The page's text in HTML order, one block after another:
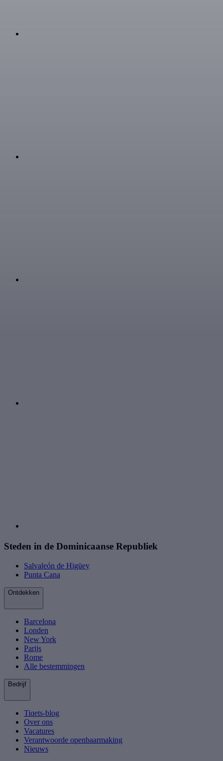
Steden in de Dominicaanse Republiek
Salvaleón de Higüey
Punta Cana
Ontdekken
Barcelona
Londen
New York
Parijs
Rome
Alle bestemmingen
Bedrijf
Tiqets-blog
Over ons
Vacatures
Verantwoorde openbaarmaking
Nieuws